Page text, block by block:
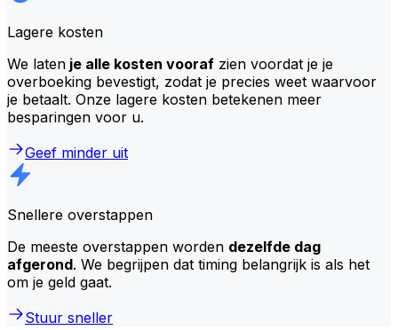
Lagere kosten
We laten je alle kosten vooraf zien voordat je je
overboeking bevestigt, zodat je precies weet waarvoor
je betaalt. Onze lagere kosten betekenen meer
besparingen voor u.
Geef minder uit
Snellere overstappen
De meeste overstappen worden dezelfde dag
afgerond. We begrijpen dat timing belangrijk is als het
om je geld gaat.
Stuur sneller